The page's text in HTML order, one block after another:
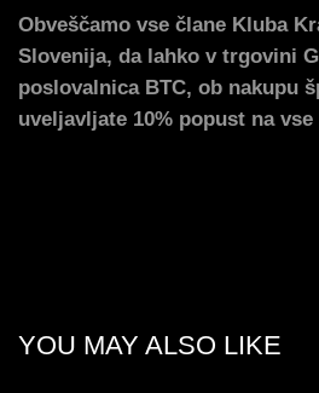
Obveščamo vse člane Kluba
Slovenija, da lahko v trgovini
poslovalnica BTC, ob nakupu
uveljavljate 10% popust na vse
YOU MAY ALSO LIKE